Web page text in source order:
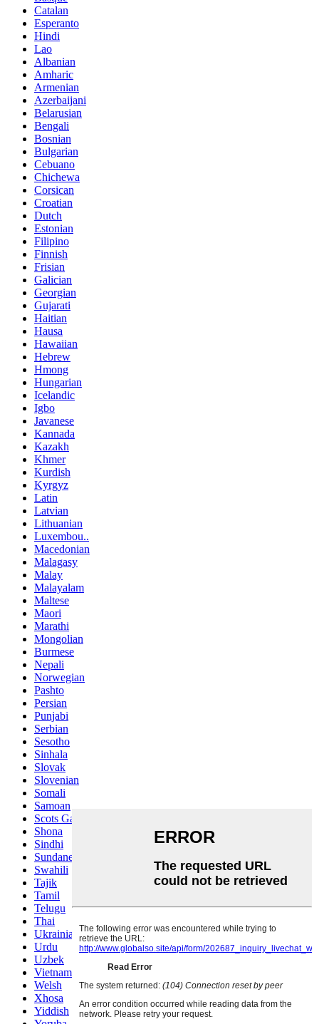
Catalan
Esperanto
Hindi
Lao
Albanian
Amharic
Armenian
Azerbaijani
Belarusian
Bengali
Bosnian
Bulgarian
Cebuano
Chichewa
Corsican
Croatian
Dutch
Estonian
Filipino
Finnish
Frisian
Galician
Georgian
Gujarati
Haitian
Hausa
Hawaiian
Hebrew
Hmong
Hungarian
Icelandic
Igbo
Javanese
Kannada
Kazakh
Khmer
Kurdish
Kyrgyz
Latin
Latvian
Lithuanian
Luxembou..
Macedonian
Malagasy
Malay
Malayalam
Maltese
Maori
Marathi
Mongolian
Burmese
Nepali
Norwegian
Pashto
Persian
Punjabi
Serbian
Sesotho
Sinhala
Slovak
Slovenian
Somali
Samoan
Scots Gaelic
Shona
Sindhi
Sundanese
Swahili
Tajik
Tamil
Telugu
Thai
Ukrainian
Urdu
Uzbek
Vietnamese
Welsh
Xhosa
Yiddish